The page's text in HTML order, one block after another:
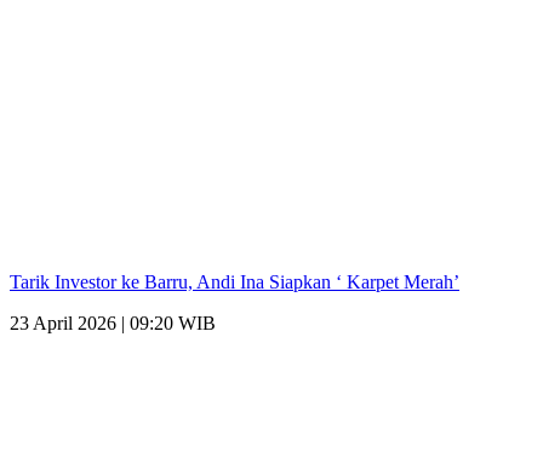
Tarik Investor ke Barru, Andi Ina Siapkan ‘ Karpet Merah’
23 April 2026 | 09:20 WIB